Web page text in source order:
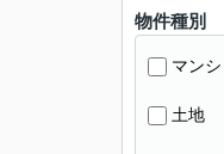
物件種別
マン
土地